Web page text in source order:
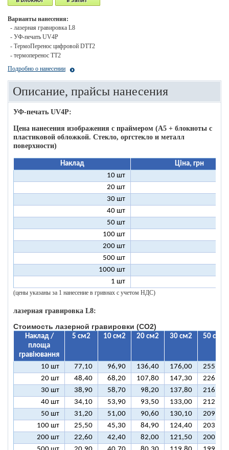
Варианты нанесения:
- лазерная гравировка L8
- УФ-печать UV4P
- ТермоПеренос цифровой DTT2
- термоперенос ТТ2
Подробно о нанесении
Описание, прайсы нанесения
УФ-печать UV4P:
Цена нанесения изображения c праймером (А5 + блокноты с
пластиковой обложкой. Стекло, оргстекло и металл
поверхности)
Наклад
Ціна, грн
10 шт
20 шт
30 шт
40 шт
50 шт
100 шт
200 шт
500 шт
1000 шт
1 шт
(цены указаны за 1 нанесение в гривнах с учетом НДС)
лазерная гравировка L8:
Стоимость лазерной гравировки (CO2)
Наклад /
площа
гравіювання
5 см2 10 см2 20 см2 30 см2 50 см2
10 шт 77,10 96,90 136,40 176,00
255,10
20 шт
48,40 68,20 107,80 147,30
226,50
30 шт
38,90 58,70 98,20 137,80
216,90
40 шт
34,10 53,90 93,50 133,00
212,10
50 шт
31,20 51,00 90,60 130,10
209,30
100 шт
25,50 45,30 84,90 124,40
203,50
200 шт
22,60 42,40 82,00 121,50
200,70